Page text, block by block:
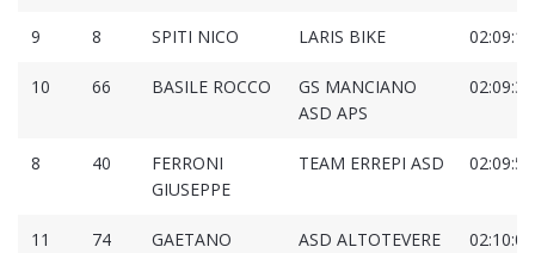
9 8 SPITI NICO LARIS BIKE
10 66 BASILE ROCCO
GS MANCIANO
ASD APS
8 40
FERRONI
GIUSEPPE
TEAM ERREPI ASD
11 74
GAETANO
ASD ALTOTEVERE